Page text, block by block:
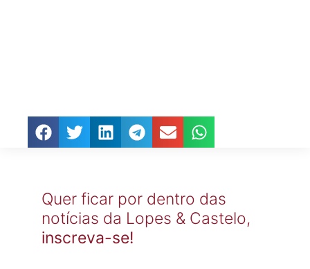
Quer ficar por dentro das
notícias da Lopes & Castelo,
inscreva-se!